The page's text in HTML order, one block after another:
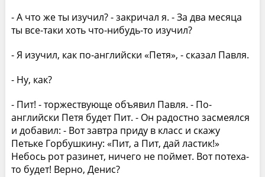
- А что же ты изучил? - закричал я. - За два месяца
ты все-таки хоть что-нибудь-то изучил?
- Я изучил, как по-английски «Петя», - сказал Павля.
- Ну, как?
- Пит! - торжествующе объявил Павля. - По-
английски Петя будет Пит. - Он радостно засмеялся
и добавил: - Вот завтра приду в класс и скажу
Петьке Горбушкину: «Пит, а Пит, дай ластик!»
Небось рот разинет, ничего не поймет. Вот потеха-
то будет! Верно, Денис?